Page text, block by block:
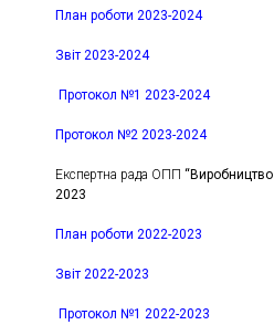
План роботи 2023-2024
Звіт 2023-2024
Протокол №1 2023-2024
Протокол №2 2023-2024
Експертна рада ОПП “Виробництво
2023
План роботи 2022-2023
Звіт 2022-2023
Протокол №1 2022-2023